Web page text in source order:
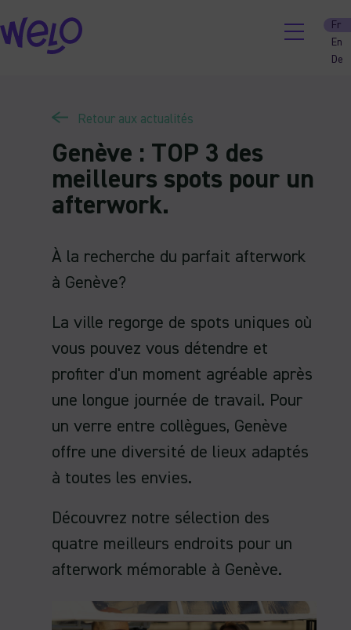
Skip
to
content
Fr
En
De
Retour aux actualités
Genève : TOP 3 des
meilleurs spots pour un
afterwork.
À la recherche du parfait afterwork
à Genève?
La ville regorge de spots uniques où
vous pouvez vous détendre et
profiter d'un moment agréable après
une longue journée de travail. Pour
un verre entre collègues, Genève
offre une diversité de lieux adaptés
à toutes les envies.
Découvrez notre sélection des
quatre meilleurs endroits pour un
afterwork mémorable à Genève.